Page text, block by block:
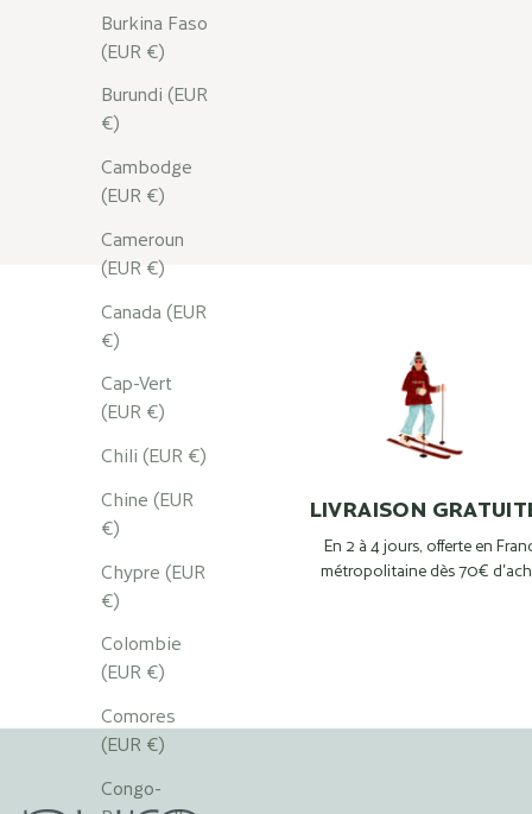
Burkina Faso
(EUR €)
Burundi (EUR
€)
Cambodge
(EUR €)
Cameroun
(EUR €)
Canada (EUR
€)
Cap-Vert
(EUR €)
Chili (EUR €)
Chine (EUR
€)
Chypre (EUR
€)
Colombie
(EUR €)
Comores
(EUR €)
Congo-
LIVRAISON
En 2 à 4 jours, offerte en
métropolitaine dès 70€